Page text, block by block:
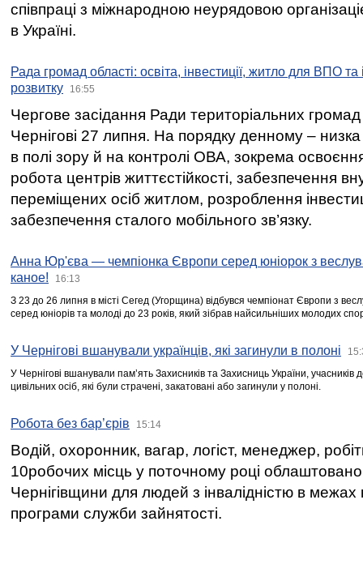
співпраці з міжнародною неурядовою
в Україні.
Рада громад області: освіта, інвестиції, житло для ВПО
розвитку
16:55
Чергове засідання Ради територіальних громад
Чернігові 27 липня. На порядку денному –
в полі зору й на контролі ОВА, зокрема освоєння
робота центрів життєстійкості, забезпечення
переміщених осіб житлом, розроблення
забезпечення сталого мобільного зв’язку.
Анна Юр'єва — чемпіонка Європи серед юніорок з
каное!
16:13
З 23 до 26 липня в місті Сегед (Угорщина) відбувся чемпіонат Європи з
серед юніорів та молоді до 23 років, який зібрав найсильніших молодих
У Чернігові вшанували українців, які загинули в полоні
У Чернігові вшанували пам’ять Захисників та Захисниць України,
цивільних осіб, які були страчені, закатовані або загинули у полоні.
Робота без бар’єрів 15:14
Водій, охоронник, вагар, логіст, менеджер,
10робочих місць у поточному році
Чернігівщини для людей з інвалідністю в межах
програми служби зайнятості.